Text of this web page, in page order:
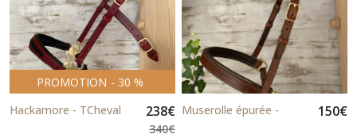
PROMOTION - 30 %
Hackamore - TCheval
238€
340€
Muserolle épurée - 150€